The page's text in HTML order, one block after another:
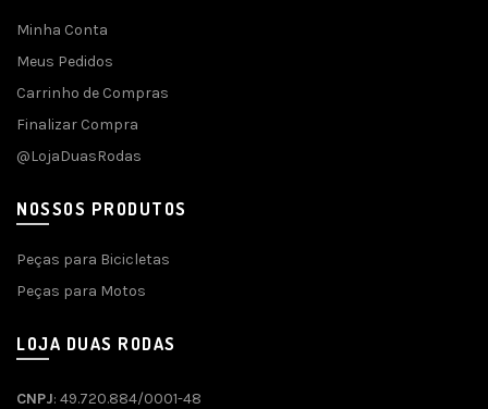
Minha Conta
Meus Pedidos
Carrinho de Compras
Finalizar Compra
@LojaDuasRodas
NOSSOS PRODUTOS
Peças para Bicicletas
Peças para Motos
LOJA DUAS RODAS
CNPJ: 49.720.884/0001-48